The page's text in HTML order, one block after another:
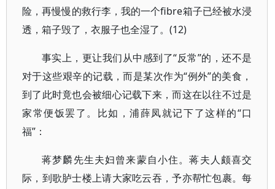
险，再慢慢的救行李，我的一个fibre箱子已经被水浸
透，箱子毁了，衣服子也全湿了。(12)
事实上，更让我们从中感到了“反常”的，还不是
对于这些艰辛的记载，而是某次作为“例外”的美食，
到了此时竟也会被细心记载下来，而这在以往不过是
家常便饭罢了。比如，浦薛凤就记下了这样的“口
福”：
蒋梦麟先生夫妇曾来蒙自小住。蒋夫人颇喜交
际，到歌胪士楼上请大家吃云吞，予亦帮忙包裹。每